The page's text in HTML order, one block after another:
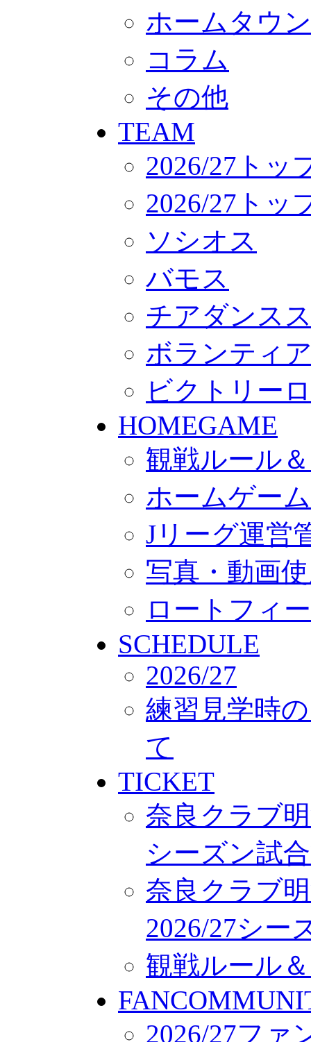
CLUB
2026/27 パートナー企業
クラブ理念
クラブ情報
サステナビリティ
Web制作支援
ホームタウン
コラム
その他
TEAM
2026/27トッ
2026/27トッ
ソシオス
バモス
チアダンス
ボランティ
ビクトリー
HOMEGAME
観戦ルール
ホームゲー
Jリーグ運営
写真・動画
ロートフィ
SCHEDULE
2026/27
練習見学時
て
TICKET
奈良クラブ
シーズン試
奈良クラブ
2026/27シー
観戦ルール
2026/27ファ